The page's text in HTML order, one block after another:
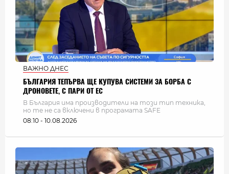
ВАЖНО ДНЕС
БЪЛГАРИЯ ТЕПЪРВА ЩЕ КУПУВА СИСТЕМИ ЗА БОРБА С
ДРОНОВЕТЕ, С ПАРИ ОТ ЕС
В България има производители на този тип техника,
но те не са включени в програмата SAFE
08:10 - 10.08.2026